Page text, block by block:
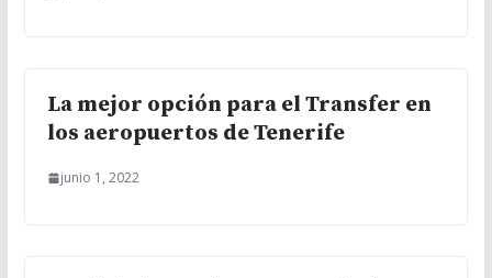
La mejor opción para el Transfer en
los aeropuertos de Tenerife
junio 1, 2022